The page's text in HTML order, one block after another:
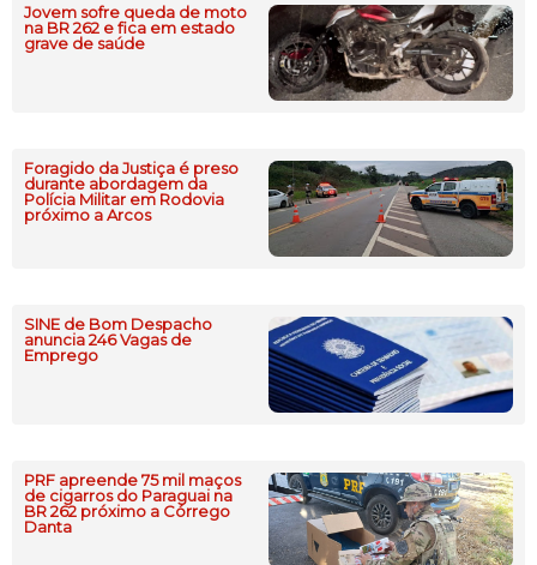
Jovem sofre queda de moto
na BR 262 e fica em estado
grave de saúde
Foragido da Justiça é preso
durante abordagem da
Polícia Militar em Rodovia
próximo a Arcos
SINE de Bom Despacho
anuncia 246 Vagas de
Emprego
PRF apreende 75 mil maços
de cigarros do Paraguai na
BR 262 próximo a Córrego
Danta